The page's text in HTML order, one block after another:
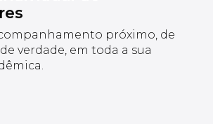
próximo, de
verdade, em toda a sua